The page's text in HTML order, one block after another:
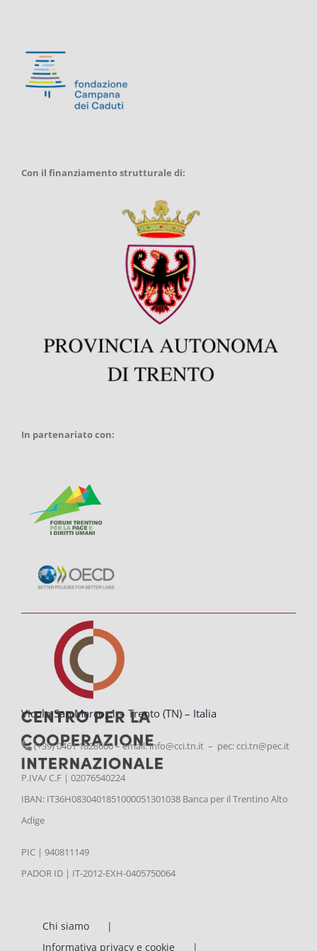
Con il finanziamento strutturale di:
In partenariato con:
Vicolo San Marco, 1 – Trento (TN) – Italia
(+39) 0461 1828600 – email:info@cci.tn.it – pec: cci.tn@pec.it
P.IVA/ C.F | 02076540224
IBAN: IT36H0830401851000051301038 Banca per il Trentino Alto
Adige
PIC | 940811149
PADOR ID | IT-2012-EXH-0405750064
Chi siamo
Informativa privacy e cookie